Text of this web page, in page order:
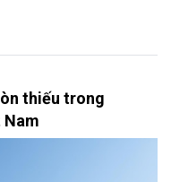
thiếu trong